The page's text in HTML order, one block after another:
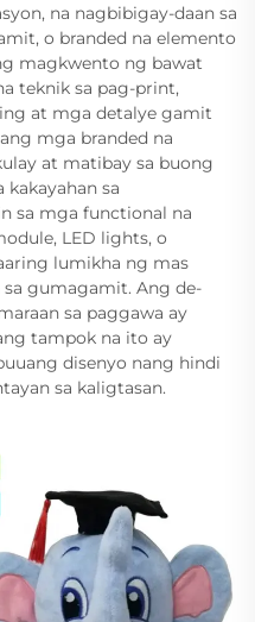
na nagbibigay-daan sa
o branded na elemento
magkwento ng bawat
teknik sa pag-print,
at mga detalye gamit
mga branded na
at matibay sa buong
sa
sa mga functional na
LED lights, o
lumikha ng mas
sa gumagamit. Ang de-
sa paggawa ay
tampok na ito ay
disenyo nang hindi
sa kaligtasan.